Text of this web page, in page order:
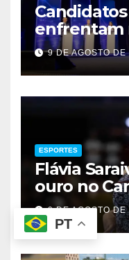
Candidatos
enfrentam
debate de
9 DE AGOSTO
ESPORTES
Flávia
ouro no
Brasileiro
9 DE AGOSTO
PT